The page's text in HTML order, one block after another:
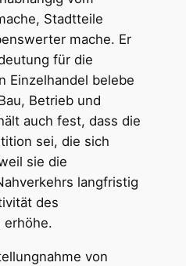
Stadtteile
mache. Er
für die
Einzelhandel belebe
Betrieb und
auch fest, dass die
sei, die sich
sie die
langfristig
des
von